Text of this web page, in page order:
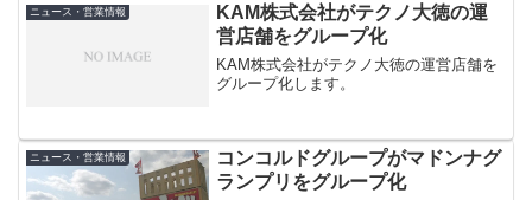
ニュース・営業情報
KAM株式会社がテクノ大徳の運
営店舗をグループ化
KAM株式会社がテクノ大徳の運営店舗を
グループ化します。
ニュース・営業情報
コンコルドグループがマドンナグ
ランプリをグループ化